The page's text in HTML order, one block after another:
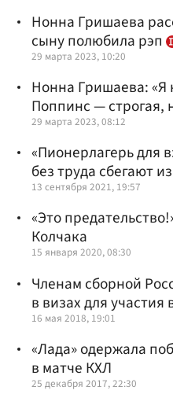
Нонна Гришаева
сыну полюбила рэп
29 марта 2023, 10:20
Нонна Гришаева: «Я
Поппинс — строгая,
29 марта 2023, 08:12
«Пионерлагерь для
без труда сбегают
13 сентября 2021, 19:57
«Это
Колчака
15 января 2020, 08:30
Членам сборной
в визах для участия
16 мая 2018, 19:01
«Лада» одержала
в матче КХЛ
25 декабря 2017, 22:30